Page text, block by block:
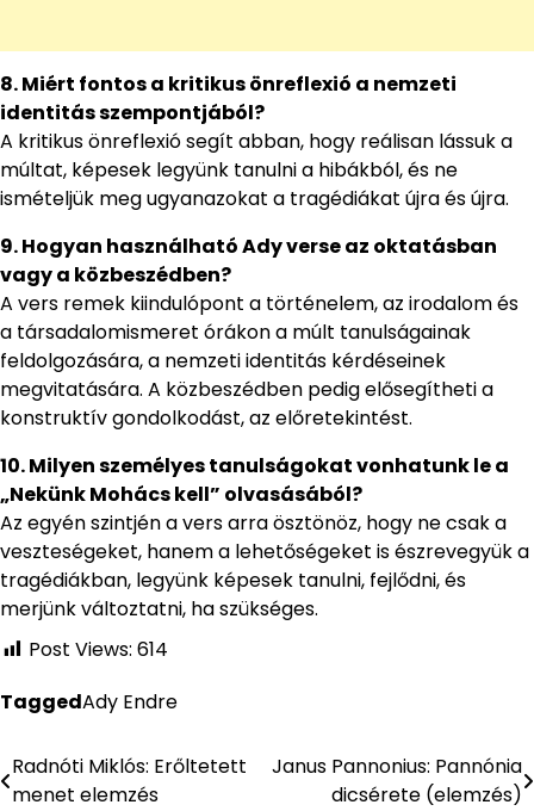
8. Miért fontos a kritikus önreflexió a nemzeti
identitás szempontjából?
A kritikus önreflexió segít abban, hogy reálisan lássuk a
múltat, képesek legyünk tanulni a hibákból, és ne
ismételjük meg ugyanazokat a tragédiákat újra és újra.
9. Hogyan használható Ady verse az oktatásban
vagy a közbeszédben?
A vers remek kiindulópont a történelem, az irodalom és
a társadalomismeret órákon a múlt tanulságainak
feldolgozására, a nemzeti identitás kérdéseinek
megvitatására. A közbeszédben pedig elősegítheti a
konstruktív gondolkodást, az előretekintést.
10. Milyen személyes tanulságokat vonhatunk le a
„Nekünk Mohács kell” olvasásából?
Az egyén szintjén a vers arra ösztönöz, hogy ne csak a
veszteségeket, hanem a lehetőségeket is észrevegyük a
tragédiákban, legyünk képesek tanulni, fejlődni, és
merjünk változtatni, ha szükséges.
Post Views: 614
TaggedAdy Endre
Bejegyzés
Radnóti Miklós: Erőltetett
menet elemzés
Janus Pannonius: Pannónia
dicsérete (elemzés)